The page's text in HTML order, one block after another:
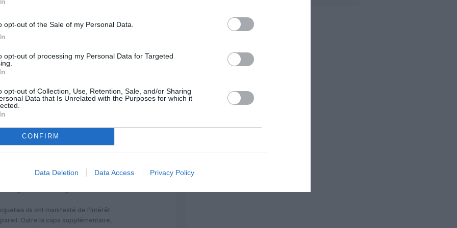
opt-out of the Sale of my Personal Data.
opt-out of processing my Personal Data for Targeted
opt-out of Collection, Use, Retention, Sale, and/or Sharing
Data that Is Unrelated with the Purposes for which it
CONFIRM
Data Deletion Data Access Privacy Policy
15 juin 2022 - 14 h 20 min
moitié du rayon d’action de ses A220-
à ce jour.
lointaines se multiplient cependant:
un atout, en plus de sa sobriété.
RÉPONDRE
de ses A220 à plein, et ce depuis
Riga – Dubai ou Riga – Ténériffe
ils ont manifesté de l’intérêt
Outre la capa supplémentaire,